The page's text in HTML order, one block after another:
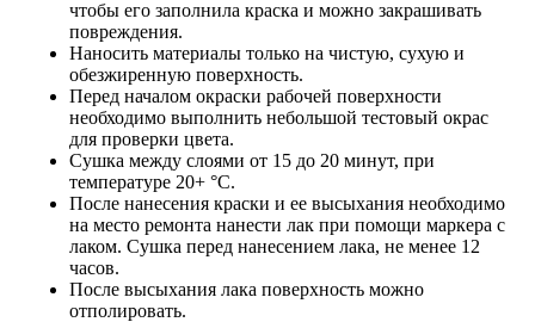
чтобы его заполнила краска и можно закрашивать
повреждения.
Наносить материалы только на чистую, сухую и
обезжиренную поверхность.
Перед началом окраски рабочей поверхности
необходимо выполнить небольшой тестовый окрас
для проверки цвета.
Сушка между слоями от 15 до 20 минут, при
температуре 20+ °С.
После нанесения краски и ее высыхания необходимо
на место ремонта нанести лак при помощи маркера с
лаком. Сушка перед нанесением лака, не менее 12
часов.
После высыхания лака поверхность можно
отполировать.